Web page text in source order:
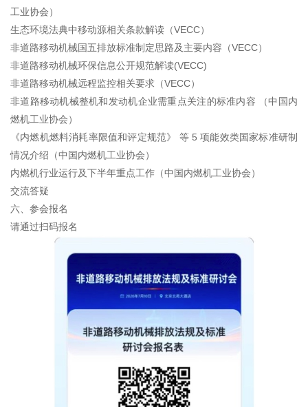
工业协会）
生态环境法典中移动源相关条款解读（VECC）
非道路移动机械国五排放标准制定思路及主要内容（VECC）
非道路移动机械环保信息公开规范解读(VECC)
非道路移动机械远程监控相关要求（VECC）
非道路移动机械整机和发动机企业需重点关注的标准内容 （中国内
燃机工业协会）
《内燃机燃料消耗率限值和评定规范》 等 5 项能效类国家标准研制
情况介绍（中国内燃机工业协会）
内燃机行业运行及下半年重点工作（中国内燃机工业协会）
交流答疑
六、参会报名
请通过扫码报名